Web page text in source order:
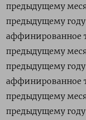
предыдущему
предыдущему
аффинированное
предыдущему
предыдущему
аффинированное
предыдущему
предыдущему